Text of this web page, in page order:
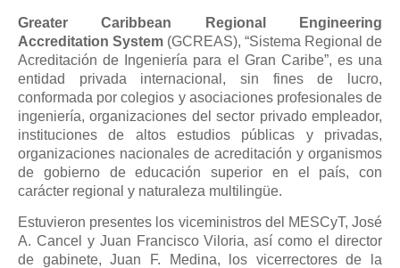
Greater Caribbean Regional Engineering
Accreditation System (GCREAS), “Sistema Regional de
Acreditación de Ingeniería para el Gran Caribe”, es una
entidad privada internacional, sin fines de lucro,
conformada por colegios y asociaciones profesionales de
ingeniería, organizaciones del sector privado empleador,
instituciones de altos estudios públicas y privadas,
organizaciones nacionales de acreditación y organismos
de gobierno de educación superior en el país, con
carácter regional y naturaleza multilingüe.
Estuvieron presentes los viceministros del MESCyT, José
A. Cancel y Juan Francisco Viloria, así como el director
de gabinete, Juan F. Medina, los vicerrectores de la